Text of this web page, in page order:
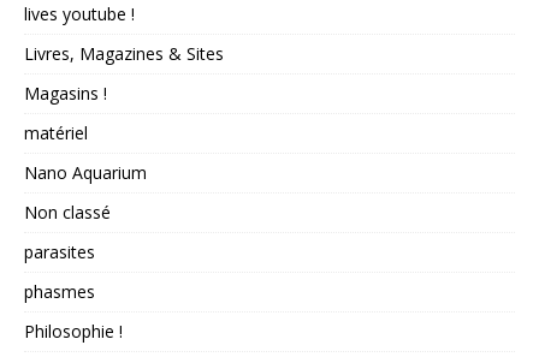
lives youtube !
Livres, Magazines & Sites
Magasins !
matériel
Nano Aquarium
Non classé
parasites
phasmes
Philosophie !